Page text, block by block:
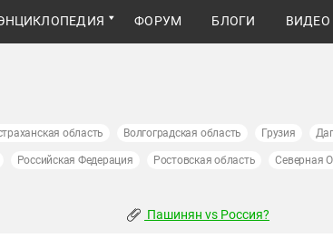
ФОРУМ БЛОГИ ВИДЕО
область Волгоградская область Грузия
Российская Федерация Ростовская область Северная
Пашинян vs Россия?